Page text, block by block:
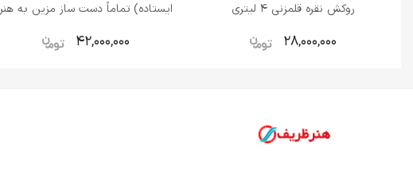
روکش نقره قلمزنی 4 لیتری
28,000,000
ایستاده) تماماً دست ساز مزین به هنر
42,000,000